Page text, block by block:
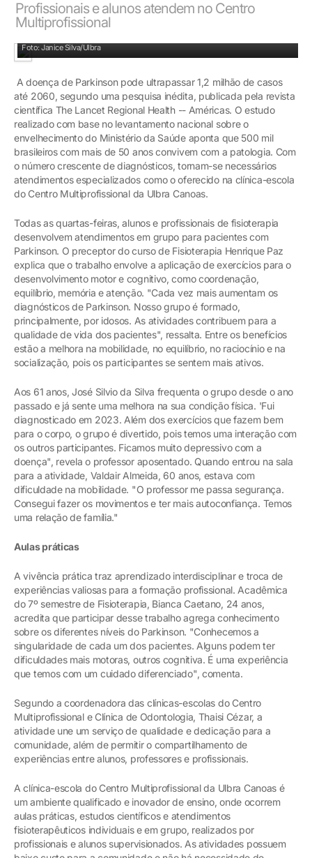
Profissionais e alunos atendem no Centro
Multiprofissional
Foto: Janice Silva/Ulbra
A doença de Parkinson pode ultrapassar 1,2 milhão de casos
até 2060, segundo uma pesquisa inédita, publicada pela revista
científica The Lancet Regional Health -- Américas. O estudo
realizado com base no levantamento nacional sobre o
envelhecimento do Ministério da Saúde aponta que 500 mil
brasileiros com mais de 50 anos convivem com a patologia. Com
o número crescente de diagnósticos, tornam-se necessários
atendimentos especializados como o oferecido na clínica-escola
do Centro Multiprofissional da Ulbra Canoas.
Todas as quartas-feiras, alunos e profissionais de fisioterapia
desenvolvem atendimentos em grupo para pacientes com
Parkinson. O preceptor do curso de Fisioterapia Henrique Paz
explica que o trabalho envolve a aplicação de exercícios para o
desenvolvimento motor e cognitivo, como coordenação,
equilíbrio, memória e atenção. "Cada vez mais aumentam os
diagnósticos de Parkinson. Nosso grupo é formado,
principalmente, por idosos. As atividades contribuem para a
qualidade de vida dos pacientes", ressalta. Entre os benefícios
estão a melhora na mobilidade, no equilíbrio, no raciocínio e na
socialização, pois os participantes se sentem mais ativos.
Aos 61 anos, José Silvio da Silva frequenta o grupo desde o ano
passado e já sente uma melhora na sua condição física. 'Fui
diagnosticado em 2023. Além dos exercícios que fazem bem
para o corpo, o grupo é divertido, pois temos uma interação com
os outros participantes. Ficamos muito depressivo com a
doença", revela o professor aposentado. Quando entrou na sala
para a atividade, Valdair Almeida, 60 anos, estava com
dificuldade na mobilidade. "O professor me passa segurança.
Consegui fazer os movimentos e ter mais autoconfiança. Temos
uma relação de família."
Aulas práticas
A vivência prática traz aprendizado interdisciplinar e troca de
experiências valiosas para a formação profissional. Acadêmica
do 7º semestre de Fisioterapia, Bianca Caetano, 24 anos,
acredita que participar desse trabalho agrega conhecimento
sobre os diferentes níveis do Parkinson. "Conhecemos a
singularidade de cada um dos pacientes. Alguns podem ter
dificuldades mais motoras, outros cognitiva. É uma experiência
que temos com um cuidado diferenciado", comenta.
Segundo a coordenadora das clínicas-escolas do Centro
Multiprofissional e Clínica de Odontologia, Thaisi Cézar, a
atividade une um serviço de qualidade e dedicação para a
comunidade, além de permitir o compartilhamento de
experiências entre alunos, professores e profissionais.
A clínica-escola do Centro Multiprofissional da Ulbra Canoas é
um ambiente qualificado e inovador de ensino, onde ocorrem
aulas práticas, estudos científicos e atendimentos
fisioterapêuticos individuais e em grupo, realizados por
profissionais e alunos supervisionados. As atividades possuem